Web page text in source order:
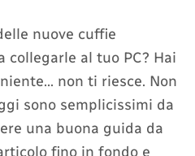
nuove cuffie
collegarle al tuo PC? Hai
non ti riesce. Non
sono semplicissimi da
una buona guida da
fino in fondo e